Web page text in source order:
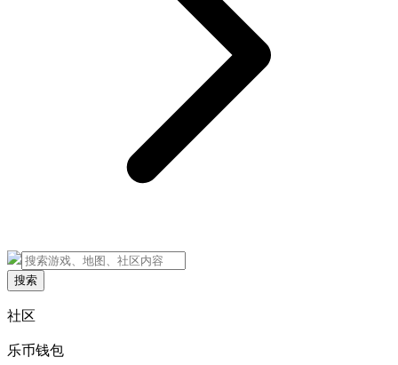
搜索
社区
乐币钱包